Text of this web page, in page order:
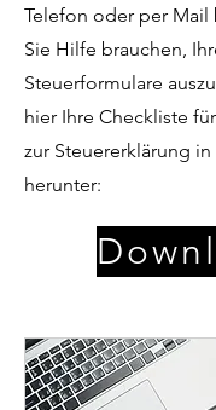
Telefon oder per Mail
Sie Hilfe brauchen,
Steuerformulare
hier Ihre Checkliste
zur Steuererklärung
herunter: